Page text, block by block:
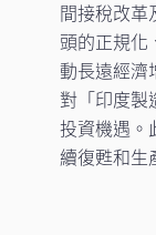
間接稅改革
頭的正規化
動長遠經濟
對「印度製
投資機遇。
續復甦和生